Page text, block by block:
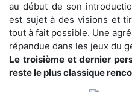
au début de son
est sujet à des visions et
tout à fait possible. Une
répandue dans les jeux du
Le troisième et dernier
reste le plus classique